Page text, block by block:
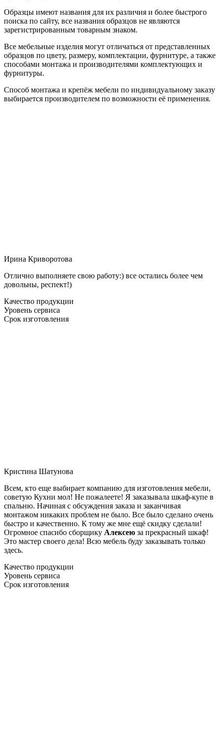
Образцы имеют названия для их различия и более быстрого
поиска по сайту, все названия образцов не являются
зарегистрированным товарным знаком.
Все мебельные изделия могут отличаться от представленных
образцов по цвету, размеру, комплектации, фурнитуре, а также
способами монтажа и производителями комплектующих и
фурнитуры.
Способ монтажа и крепёж мебели по индивидуальному заказу
выбирается производителем по возможности её применения.
Ирина Криворотова
Отлично выполняете свою работу:) все остались более чем
довольны, респект!)
Качество продукции
Уровень сервиса
Срок изготовления
Кристина Шатунова
Всем, кто еще выбирает компанию для изготовления мебели,
советую Кухни мол! Не пожалеете! Я заказывала шкаф-купе в
спальню. Начиная с обсуждения заказа и заканчивая
монтажом никаких проблем не было. Все было сделано очень
быстро и качественно. К тому же мне ещё скидку сделали!
Огромное спасибо сборщику Алексею за прекрасный шкаф!
Это мастер своего дела! Всю мебель буду заказывать только
здесь.
Качество продукции
Уровень сервиса
Срок изготовления